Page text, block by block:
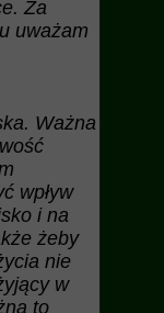
Za
uważam
Ważna
wpływ
i na
żeby
nie
w
to